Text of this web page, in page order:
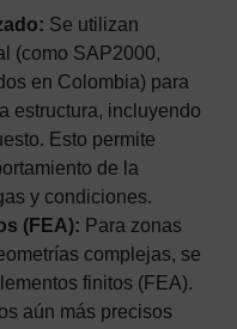
Se utilizan
(como SAP2000,
en Colombia) para
estructura, incluyendo
Esto permite
de la
y condiciones.
(FEA): Para zonas
complejas, se
finitos (FEA).
aún más precisos